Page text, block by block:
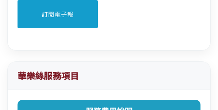
華樂絲服務項目